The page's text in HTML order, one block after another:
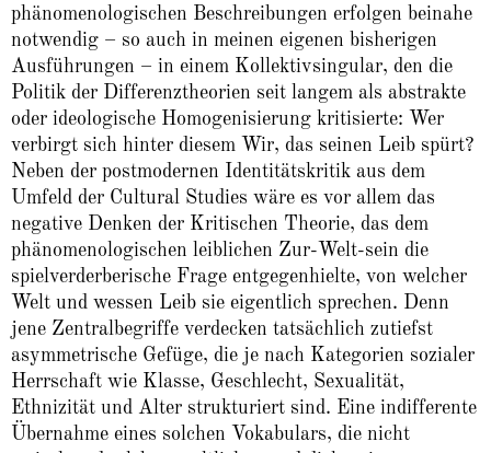
phänomenologischen Beschreibungen erfolgen beinahe
notwendig – so auch in meinen eigenen bisherigen
Ausführungen – in einem Kollektivsingular, den die
Politik der Differenztheorien seit langem als abstrakte
oder ideologische Homogenisierung kritisierte: Wer
verbirgt sich hinter diesem Wir, das seinen Leib spürt?
Neben der postmodernen Identitätskritik aus dem
Umfeld der Cultural Studies wäre es vor allem das
negative Denken der Kritischen Theorie, das dem
phänomenologischen leiblichen Zur-Welt-sein die
spielverderberische Frage entgegenhielte, von welcher
Welt und wessen Leib sie eigentlich sprechen. Denn
jene Zentralbegriffe verdecken tatsächlich zutiefst
asymmetrische Gefüge, die je nach Kategorien sozialer
Herrschaft wie Klasse, Geschlecht, Sexualität,
Ethnizität und Alter strukturiert sind. Eine indifferente
Übernahme eines solchen Vokabulars, die nicht